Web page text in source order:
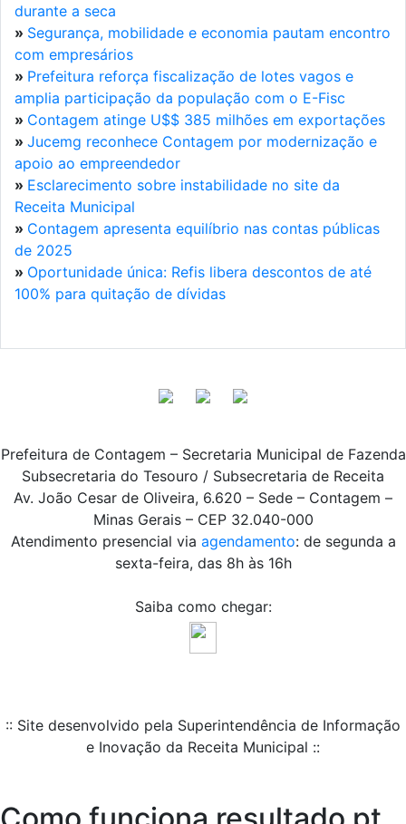
durante a seca
» Segurança, mobilidade e economia pautam encontro
com empresários
» Prefeitura reforça fiscalização de lotes vagos e
amplia participação da população com o E-Fisc
» Contagem atinge U$$ 385 milhões em exportações
» Jucemg reconhece Contagem por modernização e
apoio ao empreendedor
» Esclarecimento sobre instabilidade no site da
Receita Municipal
» Contagem apresenta equilíbrio nas contas públicas
de 2025
» Oportunidade única: Refis libera descontos de até
100% para quitação de dívidas
Prefeitura de Contagem – Secretaria Municipal de Fazenda
Subsecretaria do Tesouro / Subsecretaria de Receita
Av. João Cesar de Oliveira, 6.620 – Sede – Contagem –
Minas Gerais – CEP 32.040-000
Atendimento presencial via agendamento: de segunda a
sexta-feira, das 8h às 16h
Saiba como chegar:
:: Site desenvolvido pela Superintendência de Informação
e Inovação da Receita Municipal ::